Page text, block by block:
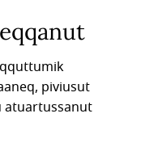
piviusut
atuartussanut